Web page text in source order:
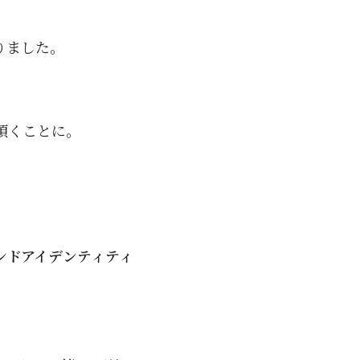
した。
ことに。
ドアイデンティティ